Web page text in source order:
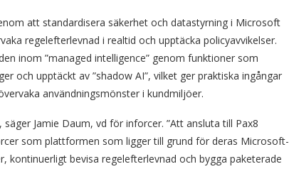
att standardisera säkerhet och datastyrning i Microsoft
regelefterlevnad i realtid och upptäcka policyavvikelser.
inom ”managed intelligence” genom funktioner som
och upptäckt av ”shadow AI”, vilket ger praktiska ingångar
användningsmönster i kundmiljöer.
Jamie Daum, vd för inforcer. ”Att ansluta till Pax8
som plattformen som ligger till grund för deras Microsoft-
kontinuerligt bevisa regelefterlevnad och bygga paketerade